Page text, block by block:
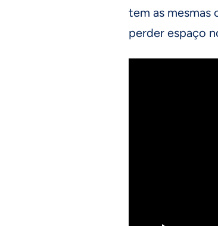
tem as mesmas
perder espaço